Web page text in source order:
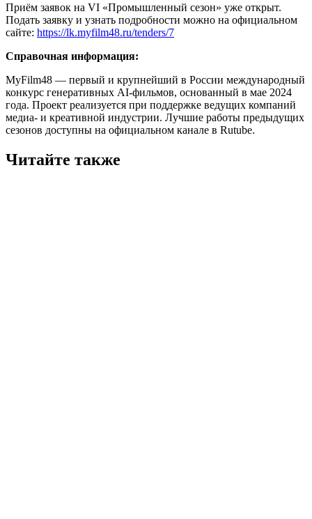
Приём заявок на VI «Промышленный сезон» уже открыт.
Подать заявку и узнать подробности можно на официальном
сайте: https://lk.myfilm48.ru/tenders/7
Справочная информация:
MyFilm48 — первый и крупнейший в России международный
конкурс генеративных AI-фильмов, основанный в мае 2024
года. Проект реализуется при поддержке ведущих компаний
медиа- и креативной индустрии. Лучшие работы предыдущих
сезонов доступны на официальном канале в Rutube.
Читайте также